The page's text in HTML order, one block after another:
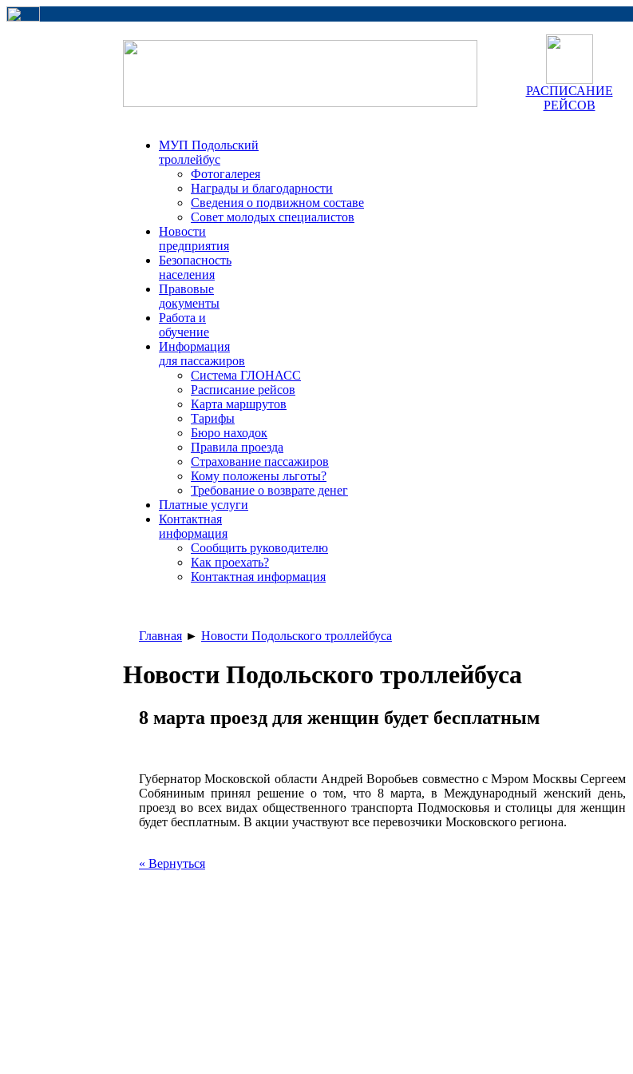
РАСПИСАНИЕ
РЕЙСОВ
МУП Подольский
троллейбус
Фотогалерея
Награды и благодарности
Сведения о подвижном составе
Совет молодых специалистов
Новости
предприятия
Безопасность
населения
Правовые
документы
Работа и
обучение
Информация
для пассажиров
Система ГЛОНАСС
Расписание рейсов
Карта маршрутов
Тарифы
Бюро находок
Правила проезда
Страхование пассажиров
Кому положены льготы?
Требование о возврате денег
Платные услуги
Контактная
информация
Сообщить руководителю
Как проехать?
Контактная информация
Главная ► Новости Подольского троллейбуса
Новости Подольского троллейбуса
8 марта проезд для женщин будет бесплатным
Губернатор Московской области Андрей Воробьев совместно с Мэром Москвы Сергеем
Собяниным принял решение о том, что 8 марта, в Международный женский день,
проезд во всех видах общественного транспорта Подмосковья и столицы для женщин
будет бесплатным. В акции участвуют все перевозчики Московского региона.
« Вернуться